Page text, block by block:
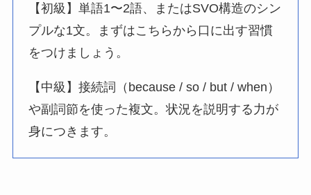
【初級】単語1〜2語、またはSVO構造のシン
プルな1文。まずはこちらから口に出す習慣
をつけましょう。
【中級】接続詞（because / so / but / when）
や副詞節を使った複文。状況を説明する力が
身につきます。